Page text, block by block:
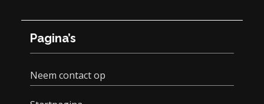
Pagina’s
Neem contact op